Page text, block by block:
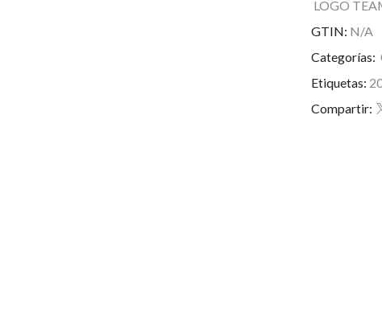
jersey
LOGO
GTIN: N/A
Categorías:
Etiquetas:
Compartir: